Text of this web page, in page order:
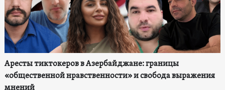
Аресты тиктокеров в Азербайджане: границы
«общественной нравственности» и свобода выражения